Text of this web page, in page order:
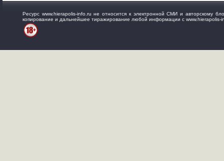
Ресурс www.hierapolis-info.ru не относится к электронной СМИ и авторскому
копирование и дальнейшее тиражирование любой информации с www.hierapolis-